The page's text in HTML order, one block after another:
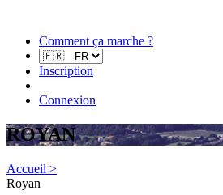
Comment ça marche ?
Inscription
Connexion
ROYAN
Accueil >
Royan